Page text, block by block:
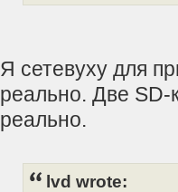
Я сетевуху для
реально. Две SD-
реально.
lvd wrote: